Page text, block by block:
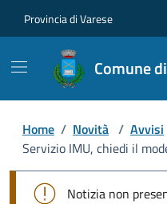
Provincia di Varese
Comune
Home / Novità / Avvisi
Servizio IMU, chiedi il
Notizia non